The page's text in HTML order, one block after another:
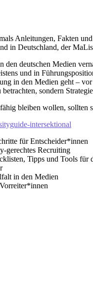
Anleitungen, Fakten
in Deutschland, der
deutschen Medien
und in
in den Medien geht –
sondern
bleiben wollen,
intersektional
für Entscheider*innen
gerechtes Recruiting
Tipps und Tools
in den Medien